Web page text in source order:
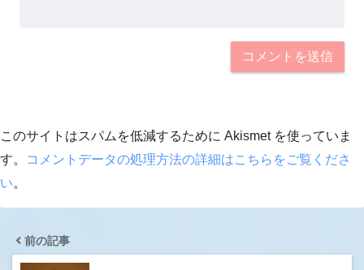
このサイトはスパムを低減するために Akismet を使っていま
す。
コメントデータの処理方法の詳細はこちらをご覧くださ
い。
前の記事